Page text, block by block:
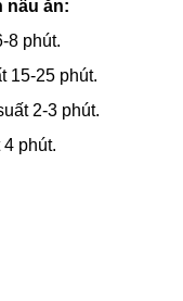
nấu ăn:
8 phút.
15-25 phút.
2-3 phút.
phút.